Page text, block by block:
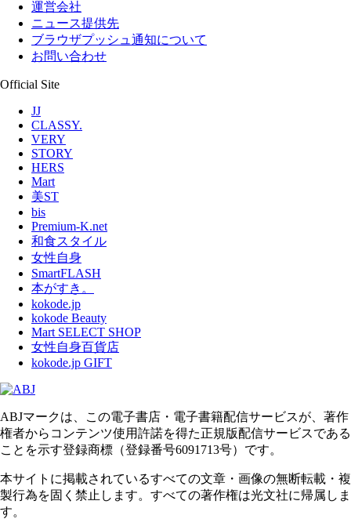
運営会社
ニュース提供先
ブラウザプッシュ通知について
お問い合わせ
Official Site
JJ
CLASSY.
VERY
STORY
HERS
Mart
美ST
bis
Premium-K.net
和食スタイル
女性自身
SmartFLASH
本がすき。
kokode.jp
kokode Beauty
Mart SELECT SHOP
女性自身百貨店
kokode.jp GIFT
ABJマークは、この電子書店・電子書籍配信サービスが、著作
権者からコンテンツ使用許諾を得た正規版配信サービスである
ことを示す登録商標（登録番号6091713号）です。
本サイトに掲載されているすべての文章・画像の無断転載・複
製行為を固く禁止します。すべての著作権は光文社に帰属しま
す。